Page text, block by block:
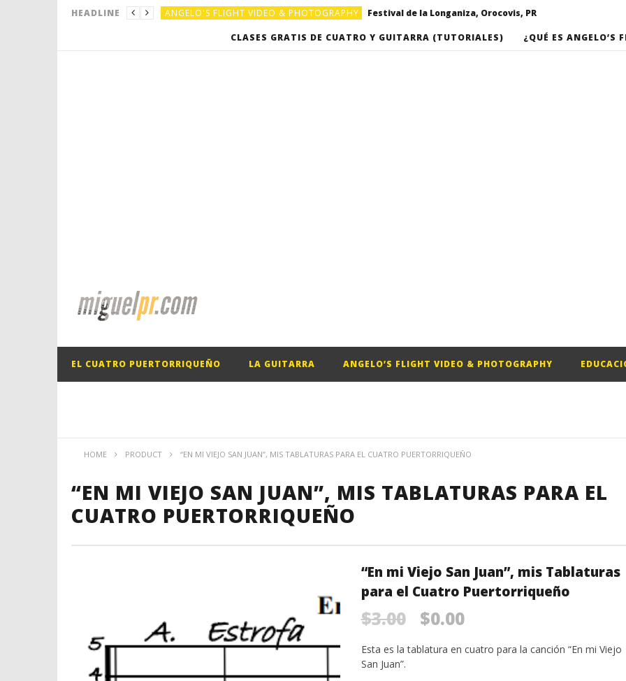
HEADLINE ANGELO'S FLIGHT VIDEO & PHOTOGRAPHY Festival de la Longaniza, Orocovis, PR
ANGELO'S FLIGHT VIDEO & PHOTOGRAPHY Video musical “Basket”, por Omarkpa
CLASES GRATIS DE CUATRO Y GUITARRA (TUTORIALES) ¿QUÉ ES ANGELO’S
EL CUATRO PUERTORRIQUEÑO LA GUITARRA ANGELO’S FLIGHT VIDEO & PHOTOGRAPHY
HOME PRODUCT “EN MI VIEJO SAN JUAN”, MIS TABLATURAS PARA EL CUATRO PUERTORRIQUEÑO
“EN MI VIEJO SAN JUAN”, MIS TABLATURAS PARA EL
CUATRO PUERTORRIQUEÑO
“En mi Viejo San Juan”, mis Tablaturas
para el Cuatro Puertorriqueño
$3.00
Original
price
$0.00Current
price
Esta es la tablatura en cuatro para la canción “En mi Viejo
San Juan”.